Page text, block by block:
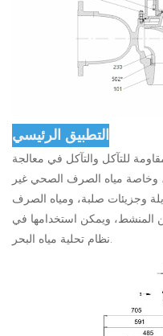
التطبيق الرئيسي
للتآكل والتآكل في معالجة
وخاصة مياه الصرف الصحي غير
وجزيئات صلبة، ومياه الصرف
المنشط، ويمكن استخدامها في
نظام تحلية مياه البحر.